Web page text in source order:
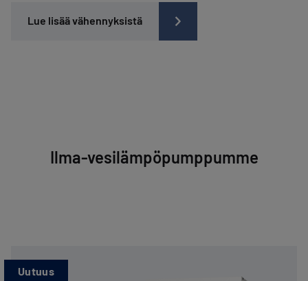
Lue lisää vähennyksistä
Ilma-vesilämpöpumppumme
Uutuus